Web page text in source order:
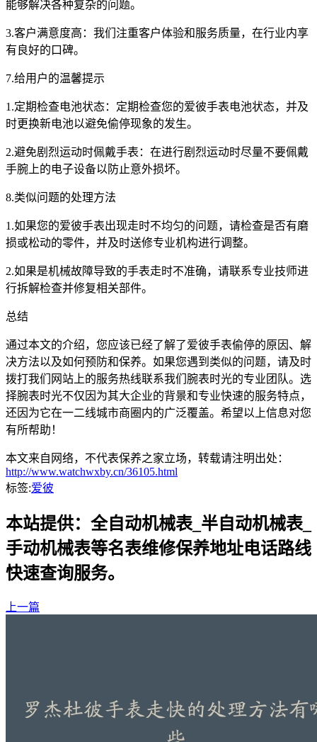
能够解决各种复杂的问题。
3.客户满意度高：我们注重客户体验和服务质量，在行业内享
有良好的口碑。
7.给用户的温馨提示
1.定期检查电池状态：定期检查您的爱彼手表电池状态，并及
时更换新电池以避免偷停现象的发生。
2.避免剧烈运动时佩戴手表：在进行剧烈运动时尽量不要佩戴
手腕上的电子设备以防止意外损坏。
8.类似问题的处理方法
1.如果您的爱彼手表出现走时不均匀的问题，请检查是否有磨
损或松动的零件，并及时送修专业机构进行调整。
2.如果是机械故障导致的手表走时不准确，请联系专业技师进
行拆解检查并修复相关部件。
总结
通过本文的介绍，您应该已经了解了爱彼手表偷停的原因、解
决方法以及如何预防和保养。如果您遇到类似的问题，请及时
拨打我们网站上的服务热线联系我们腕表时光的专业团队。选
择腕表时光不仅因为其大企业的背景和专业快速的服务特点，
还因为它在一二线城市商圈内的广泛覆盖。希望以上信息对您
有所帮助！
本文来自网络，不代表保养之家立场，转载请注明出处：
http://www.watchwxby.cn/36105.html
标签:爱彼
本站提供：全自动机械表_半自动机械表_
手动机械表等名表维修保养地址电话路线
快速查询服务。
上一篇